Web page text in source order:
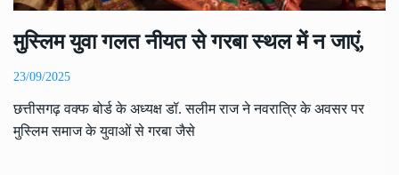
मुस्लिम युवा गलत नीयत से गरबा स्थल में न जाएं,
23/09/2025
छत्तीसगढ़ वक्फ बोर्ड के अध्यक्ष डॉ. सलीम राज ने नवरात्रि के अवसर पर
मुस्लिम समाज के युवाओं से गरबा जैसे